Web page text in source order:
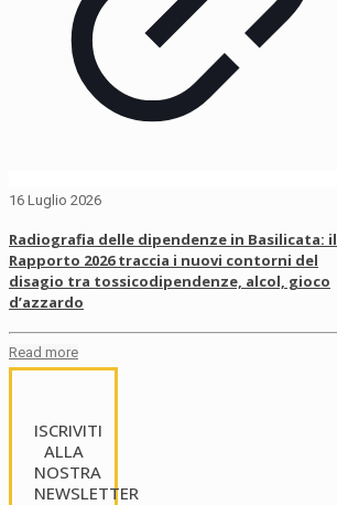
16 Luglio 2026
Radiografia delle dipendenze in Basilicata: il
Rapporto 2026 traccia i nuovi contorni del
disagio tra tossicodipendenze, alcol, gioco
d’azzardo
Read more
ISCRIVITI
ALLA
NOSTRA
NEWSLETTER